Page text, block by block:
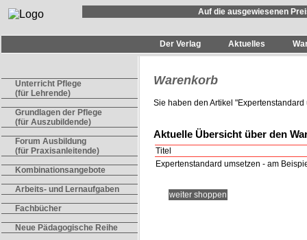
Auf die ausgewiesenen
Der Verlag Aktuelles
Unterricht Pflege
(für Lehrende)
Grundlagen der Pflege
(für Auszubildende)
Forum Ausbildung
(für Praxisanleitende)
Kombinationsangebote
Arbeits- und Lernaufgaben
Fachbücher
Neue Pädagogische Reihe
Warenkorb
Sie haben den Artikel "
Aktuelle Übersicht über den
Titel
Expertenstandard umsetzen - am
weiter shoppen